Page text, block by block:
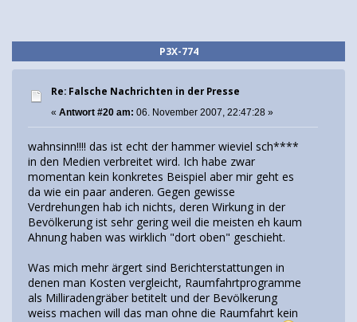
P3X-774
Re: Falsche Nachrichten in der Presse
« Antwort #20 am: 06. November 2007, 22:47:28 »
wahnsinn!!!! das ist echt der hammer wieviel sch****
in den Medien verbreitet wird. Ich habe zwar
momentan kein konkretes Beispiel aber mir geht es
da wie ein paar anderen. Gegen gewisse
Verdrehungen hab ich nichts, deren Wirkung in der
Bevölkerung ist sehr gering weil die meisten eh kaum
Ahnung haben was wirklich "dort oben" geschieht.
Was mich mehr ärgert sind Berichterstattungen in
denen man Kosten vergleicht, Raumfahrtprogramme
als Milliradengräber betitelt und der Bevölkerung
weiss machen will das man ohne die Raumfahrt kein